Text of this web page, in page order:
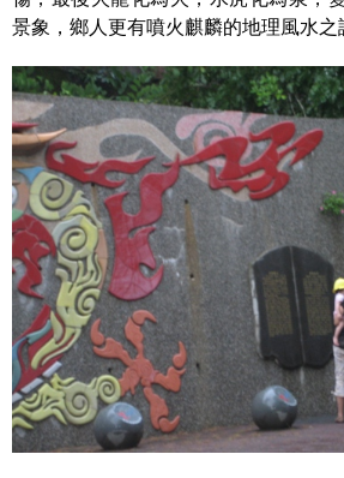
景象，鄉人更有噴火麒麟的地理風水之